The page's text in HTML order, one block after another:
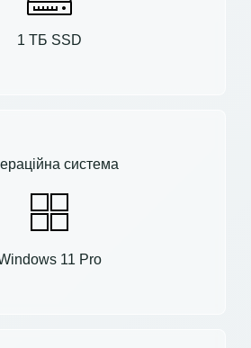
1 ТБ SSD
система
11 Pro